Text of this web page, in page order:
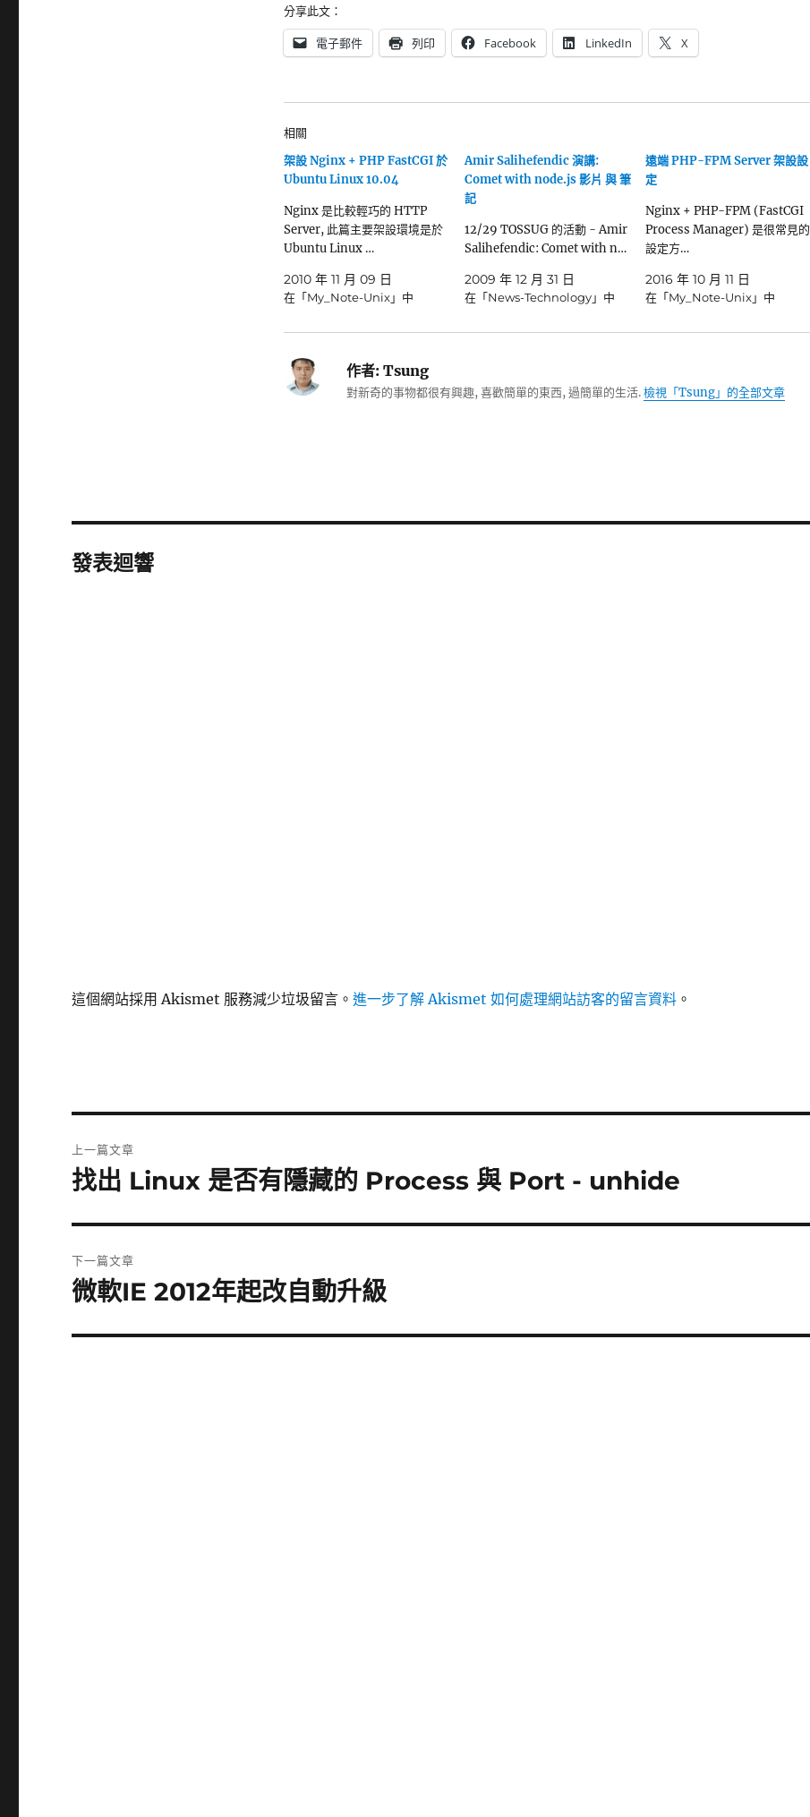
分享此文：
電子郵件 列印 Facebook LinkedIn X
相關
架設 Nginx + PHP FastCGI 於
Ubuntu Linux 10.04
Nginx 是比較輕巧的 HTTP
Server, 此篇主要架設環境是於
Ubuntu Linux …
2010 年 11 月 09 日
在「My_Note-Unix」中
Amir Salihefendic 演講:
Comet with node.js 影片 與 筆
記
12/29 TOSSUG 的活動 - Amir
Salihefendic: Comet with n…
2009 年 12 月 31 日
在「News-Technology」中
遠端 PHP-FPM Server 架設設
定
Nginx + PHP-FPM (FastCGI
Process Manager) 是很常見的
設定方…
2016 年 10 月 11 日
在「My_Note-Unix」中
作者:Tsung
對新奇的事物都很有興趣, 喜歡簡單的東西, 過簡單的生活.檢視「Tsung」的全部文章
發表迴響
這個網站採用 Akismet 服務減少垃圾留言。進一步了解 Akismet 如何處理網站訪客的留言資料 。
章
上一篇文章
上
篇
文
章:
找出 Linux 是否有隱藏的 Process 與 Port - unhide
下一篇文章
下
篇
微軟IE 2012年起改自動升級